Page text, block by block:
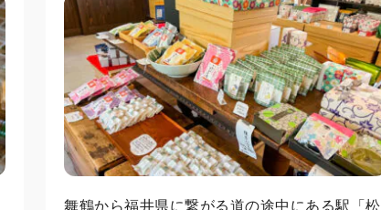
舞鶴から福井県に繋がる道の途中にある駅「松